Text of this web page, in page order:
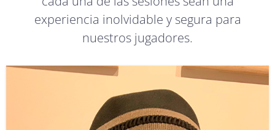
experiencia inolvidable y segura para
nuestros jugadores.